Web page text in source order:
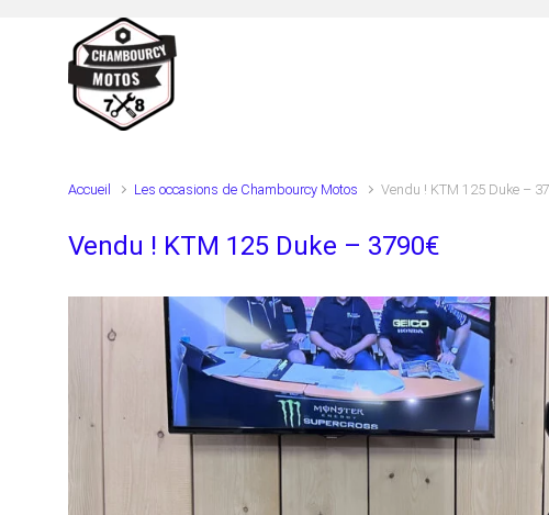
Skip to main content
Accueil Les occasions de Chambourcy Motos Vendu ! KTM 125 Duke –
Vendu ! KTM 125 Duke – 3790€